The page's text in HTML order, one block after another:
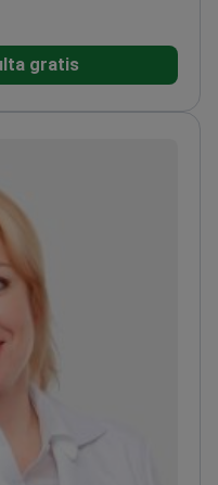
categoría de
V. N.
pélvicaComparte
de salud
gratis